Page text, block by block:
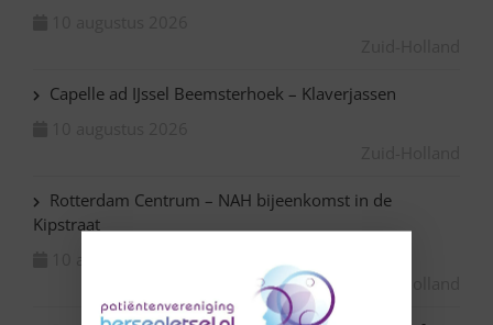
Capelle ad IJssel Beemsterhoek – Klaverjassen
Rotterdam Centrum – NAH bijeenkomst in de
Kipstraat